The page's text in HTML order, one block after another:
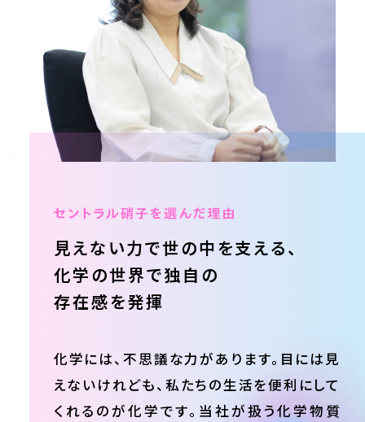
見えない力で世の中を支える、
化学の世界で独自の
存在感を発揮
化学には、不思議な力があります。目には見
えないけれども、私たちの生活を便利にして
くれるのが化学です。当社が扱う化学物質